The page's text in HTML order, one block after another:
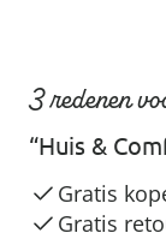
3 redenen
“Huis &
Gratis
Gratis